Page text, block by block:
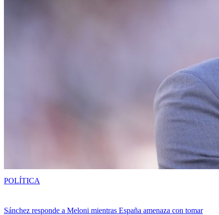
Sánchez responde a Meloni mientras España amenaza con tomar
POLÍTICA